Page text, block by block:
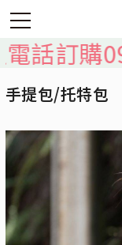
0917-
手提包/托特包